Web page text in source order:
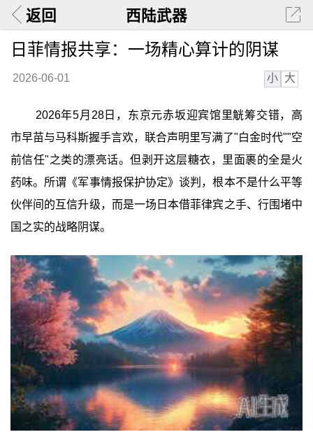
返回 西陆武器
日菲情报共享：一场精心算计的阴谋
2026-06-01 小 大
2026年5月28日，东京元赤坂迎宾馆里觥筹交错，高
市早苗与马科斯握手言欢，联合声明里写满了"白金时代""空
前信任"之类的漂亮话。但剥开这层糖衣，里面裹的全是火
药味。所谓《军事情报保护协定》谈判，根本不是什么平等
伙伴间的互信升级，而是一场日本借菲律宾之手、行围堵中
国之实的战略阴谋。